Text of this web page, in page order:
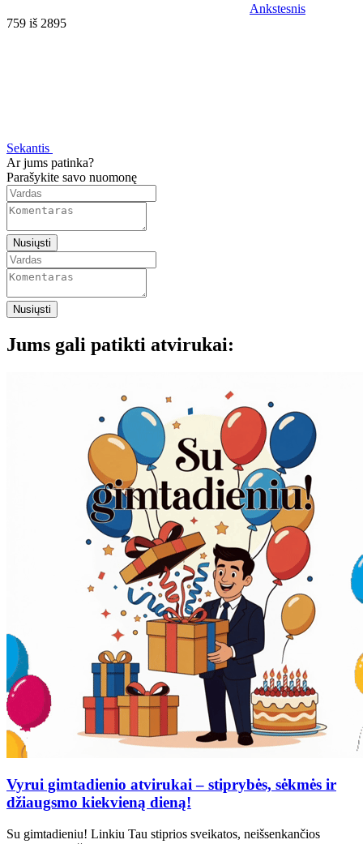
Ankstesnis
759 iš 2895
Sekantis
Ar jums patinka?
Parašykite savo nuomonę
Nusiųsti
Nusiųsti
Jums gali patikti atvirukai:
Vyrui gimtadienio atvirukai – stiprybės, sėkmės ir
džiaugsmo kiekvieną dieną!
Su gimtadieniu! Linkiu Tau stiprios sveikatos, neišsenkančios